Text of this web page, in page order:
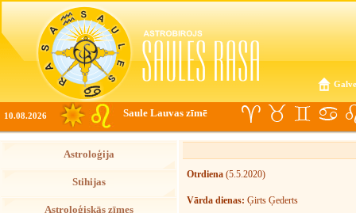
10.08.2026 Saule Lauvas zīmē
Astroloģija
Stihijas
Astroloģiskās zīmes
Otrdiena (5.5.2020)
Vārda dienas: Ģirts Ģederts